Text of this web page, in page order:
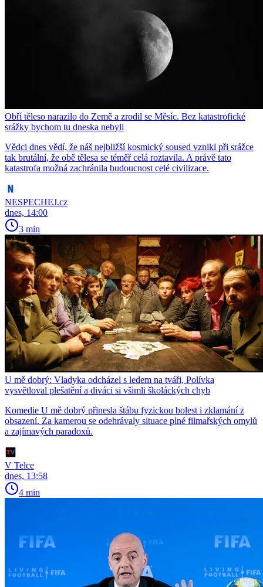
Obří těleso narazilo do Země a zrodil se Měsíc. Bez katastrofické
srážky bychom tu dneska nebyli
Vědci dnes vědí, že náš nejbližší kosmický soused vznikl při srážce
tak brutální, že obě tělesa se téměř celá roztavila. A právě tato
katastrofa možná zachránila budoucnost celé civilizace.
NESPECHEJ.cz
dnes, 14:00
3 min
U mě dobrý: Vladyka odcházel s ledem na tváři, Polívka
vysvětloval plešatění a diváci si všimli školáckých chyb
Komedie U mě dobrý přinesla štábu fyzickou bolest i zklamání z
obsazení. Za kamerou se odehrávaly situace plné filmařských omylů
a zajímavých paradoxů.
V Telce
dnes, 13:58
4 min